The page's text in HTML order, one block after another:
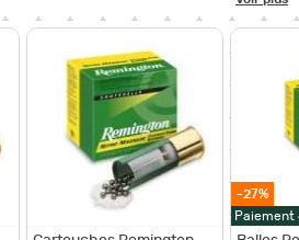
-27%
Paiement